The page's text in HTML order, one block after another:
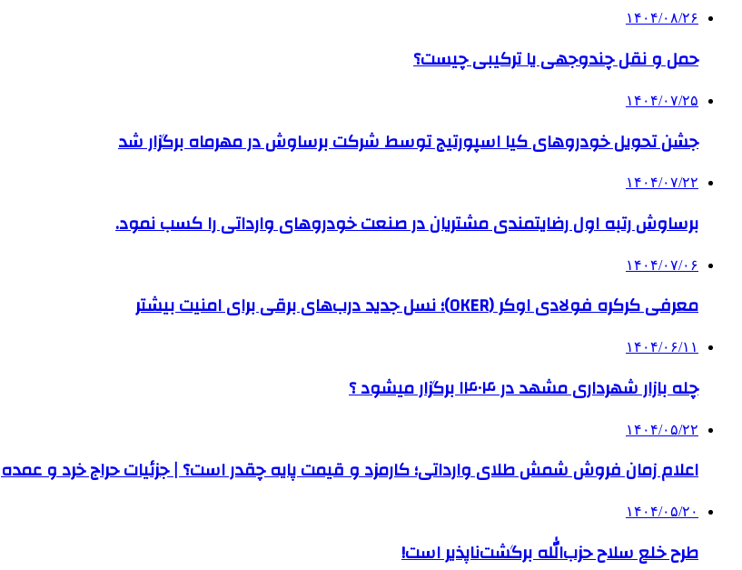
۱۴۰۴/۰۸/۲۶
حمل و نقل چندوجهی یا ترکیبی چیست؟
۱۴۰۴/۰۷/۲۵
جشن تحویل خودروهای کیا اسپورتیج توسط شرکت برساوش در مهرماه برگزار شد
۱۴۰۴/۰۷/۲۲
برساوش رتبه اول رضایتمندی مشتریان در صنعت خودروهای وارداتی را کسب نمود.
۱۴۰۴/۰۷/۰۶
معرفی کرکره فولادی اوکر (OKER)؛ نسل جدید درب‌های برقی برای امنیت بیشتر
۱۴۰۴/۰۶/۱۱
چله بازار شهرداری مشهد در ۱۴۰۴ برگزار میشود ؟
۱۴۰۴/۰۵/۲۲
اعلام زمان فروش شمش طلای وارداتی؛ کارمزد و قیمت پایه چقدر است؟ | جزئیات حراج خرد و عمده
۱۴۰۴/۰۵/۲۰
طرح خلع سلاح حزب‌الله برگشت‌ناپذیر است!